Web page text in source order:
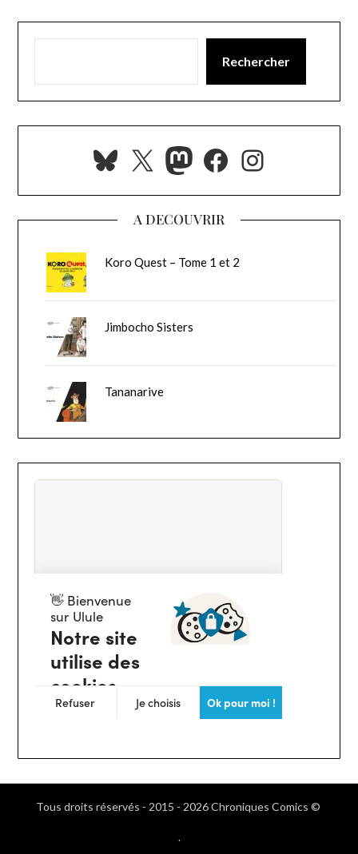
Rechercher
Bluesky
X Mastodon
Facebook
A DECOUVRIR
Koro Quest – Tome 1 et 2
Jimbocho Sisters
Tananarive
Tous droits réservés - 2015 - 2026 Chroniques Comics ©
.